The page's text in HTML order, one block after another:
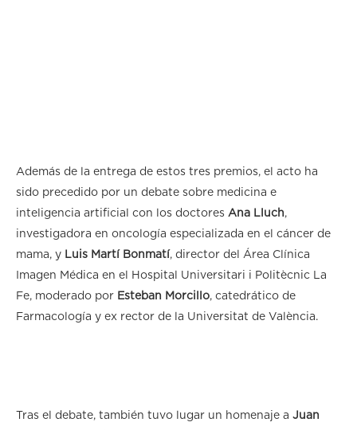
Además de la entrega de estos tres premios, el acto ha
sido precedido por un debate sobre medicina e
inteligencia artificial con los doctores Ana Lluch,
investigadora en oncología especializada en el cáncer de
mama, y Luis Martí Bonmatí, director del Área Clínica
Imagen Médica en el Hospital Universitari i Politècnic La
Fe, moderado por Esteban Morcillo, catedrático de
Farmacología y ex rector de la Universitat de València.
Tras el debate, también tuvo lugar un homenaje a Juan